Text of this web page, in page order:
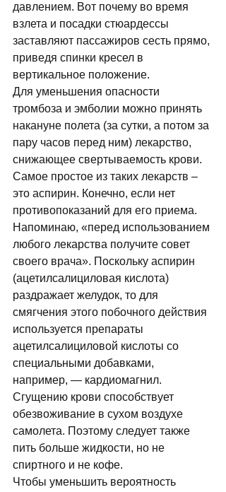
давлением. Вот почему во время
взлета и по­садки стюардессы
заставляют пассажиров сесть пря­мо,
приведя спинки кресел в
вертикальное положение.
Для уменьшения опасности
тромбоза и эмболии можно принять
накануне полета (за сутки, а потом за
пару часов перед ним) лекарство,
снижающее свертываемость крови.
Самое простое из таких лекарств –
это аспирин. Конечно, если нет
противопоказаний для его приема.
Напоминаю, «перед использованием
любого лекарства получите совет
своего врача». Поскольку аспирин
(ацетилсалициловая кислота)
раздражает желудок, то для
смягчения этого побочного действия
используется препараты
ацетилсалициловой кислоты со
специальными добавками,
например, — кардиомагнил.
Сгущению крови способствует
обезвоживание в сухом воздухе
самолета. Поэтому следует также
пить больше жидкости, но не
спиртного и не ко­фе.
Чтобы уменьшить вероятность